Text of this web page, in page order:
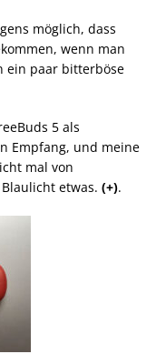
möglich, dass
wenn man
ein paar bitterböse
5 als
Empfang, und meine
mal von
etwas. (+).